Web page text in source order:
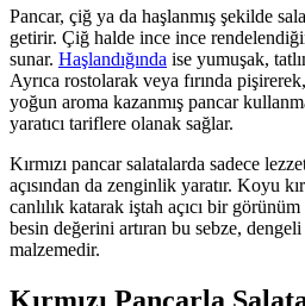
Pancar, çiğ ya da haşlanmış şekilde
getirir. Çiğ halde ince ince
sunar. Haşlandığında ise yumuşak,
Ayrıca rostolarak veya fırında
yoğun aroma kazanmış pancar
yaratıcı tariflere olanak sağlar.
Kırmızı pancar salatalarda sadece
açısından da zenginlik yaratır. Koyu
canlılık katarak iştah açıcı bir görünüm
besin değerini artıran bu sebze,
malzemedir.